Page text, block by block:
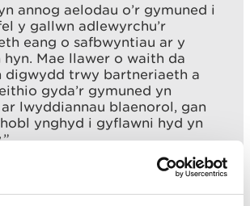
annog aelodau o’r gymuned i
y gallwn adlewyrchu’r
eang o safbwyntiau ar y
Mae llawer o waith da
digwydd trwy bartneriaeth a
gyda’r gymuned yn
lwyddiannau blaenorol, gan
ynghyd i gyflawni hyd yn